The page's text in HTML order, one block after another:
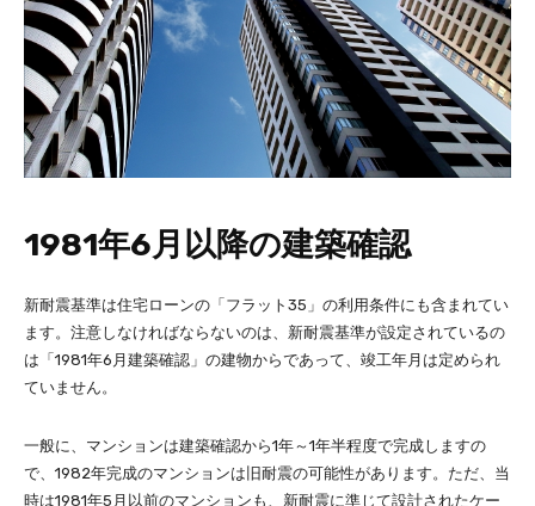
1981年6月以降の建築確認
新耐震基準は住宅ローンの「フラット35」の利用条件にも含まれてい
ます。注意しなければならないのは、新耐震基準が設定されているの
は「1981年6月建築確認」の建物からであって、竣工年月は定められ
ていません。
一般に、マンションは建築確認から1年～1年半程度で完成しますの
で、1982年完成のマンションは旧耐震の可能性があります。ただ、当
時は1981年5月以前のマンションも、新耐震に準じて設計されたケー